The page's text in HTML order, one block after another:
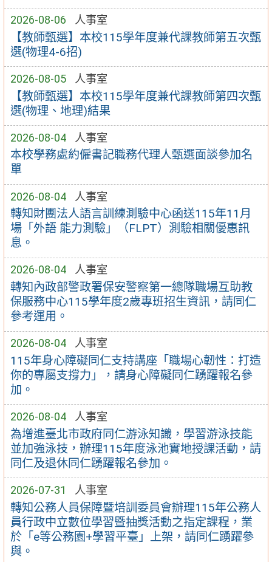
2026-08-06 人事室
【教師甄選】本校115學年度兼代課教師第五次甄
選(物理4-6招)
2026-08-05 人事室
【教師甄選】本校115學年度兼代課教師第四次甄
選(物理、地理)結果
2026-08-04 人事室
本校學務處約僱書記職務代理人甄選面談參加名
單
2026-08-04 人事室
轉知財團法人語言訓練測驗中心函送115年11月
場「外語 能力測驗」（FLPT）測驗相關優惠訊
息。
2026-08-04 人事室
轉知內政部警政署保安警察第一總隊職場互助教
保服務中心115學年度2歲專班招生資訊，請同仁
參考運用。
2026-08-04 人事室
115年身心障礙同仁支持講座「職場心韌性：打造
你的專屬支撐力」，請身心障礙同仁踴躍報名參
加。
2026-08-04 人事室
為增進臺北市政府同仁游泳知識，學習游泳技能
並加強泳技，辦理115年度泳池實地授課活動，請
同仁及退休同仁踴躍報名參加。
2026-07-31 人事室
轉知公務人員保障暨培訓委員會辦理115年公務人
員行政中立數位學習暨抽獎活動之指定課程，業
於「e等公務園+學習平臺」上架，請同仁踴躍參
與。